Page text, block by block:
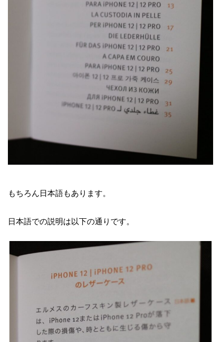
もちろん日本語もあります。
日本語での説明は以下の通りです。